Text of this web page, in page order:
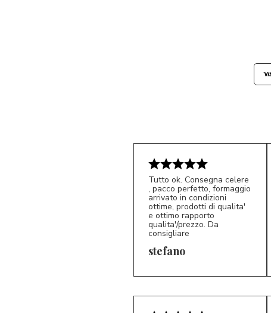
S*
Tutto ok. Consegna celere
, pacco perfetto, formaggio
arrivato in condizioni
ottime, prodotti di qualita'
e ottimo rapporto
qualita'/prezzo. Da
consigliare
stefano